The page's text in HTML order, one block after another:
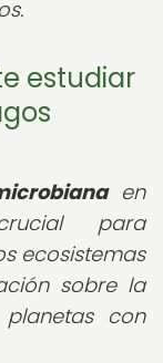
estudiar
en
para
ecosistemas
sobre la
con